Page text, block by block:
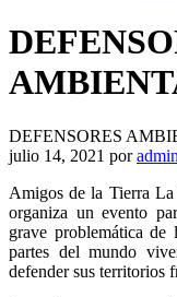
DEFENSORES
julio 14, 2021 poradmin
Amigos de la Tierra La
organiza un evento
grave problemática de
partes del mundo
defender sus territorios